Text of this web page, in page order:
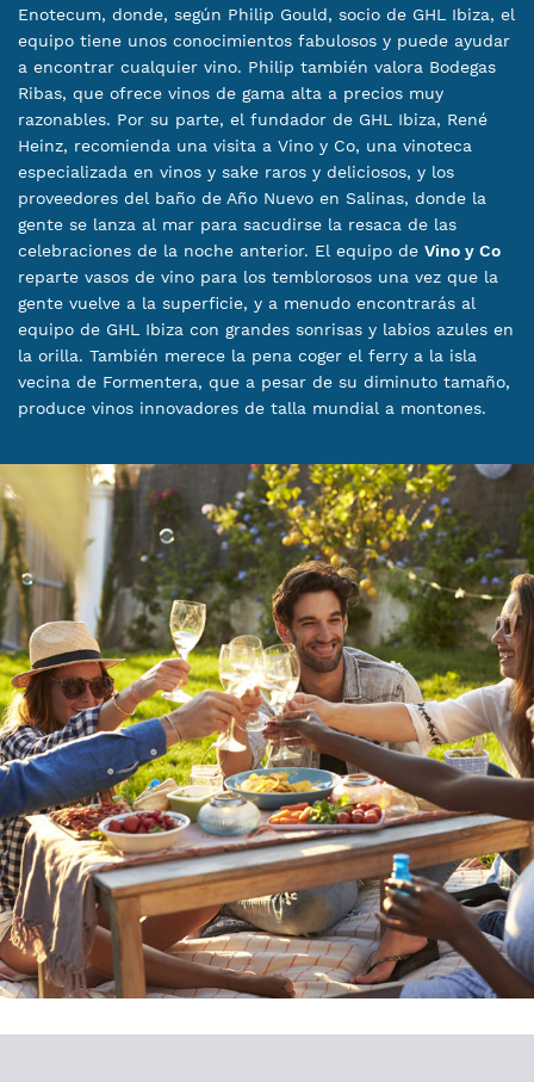
Enotecum, donde, según Philip Gould, socio de GHL Ibiza, el
equipo tiene unos conocimientos fabulosos y puede ayudar
a encontrar cualquier vino. Philip también valora Bodegas
Ribas, que ofrece vinos de gama alta a precios muy
razonables. Por su parte, el fundador de GHL Ibiza, René
Heinz, recomienda una visita a Vino y Co, una vinoteca
especializada en vinos y sake raros y deliciosos, y los
proveedores del baño de Año Nuevo en Salinas, donde la
gente se lanza al mar para sacudirse la resaca de las
celebraciones de la noche anterior. El equipo de Vino y Co
reparte vasos de vino para los temblorosos una vez que la
gente vuelve a la superficie, y a menudo encontrarás al
equipo de GHL Ibiza con grandes sonrisas y labios azules en
la orilla. También merece la pena coger el ferry a la isla
vecina de Formentera, que a pesar de su diminuto tamaño,
produce vinos innovadores de talla mundial a montones.